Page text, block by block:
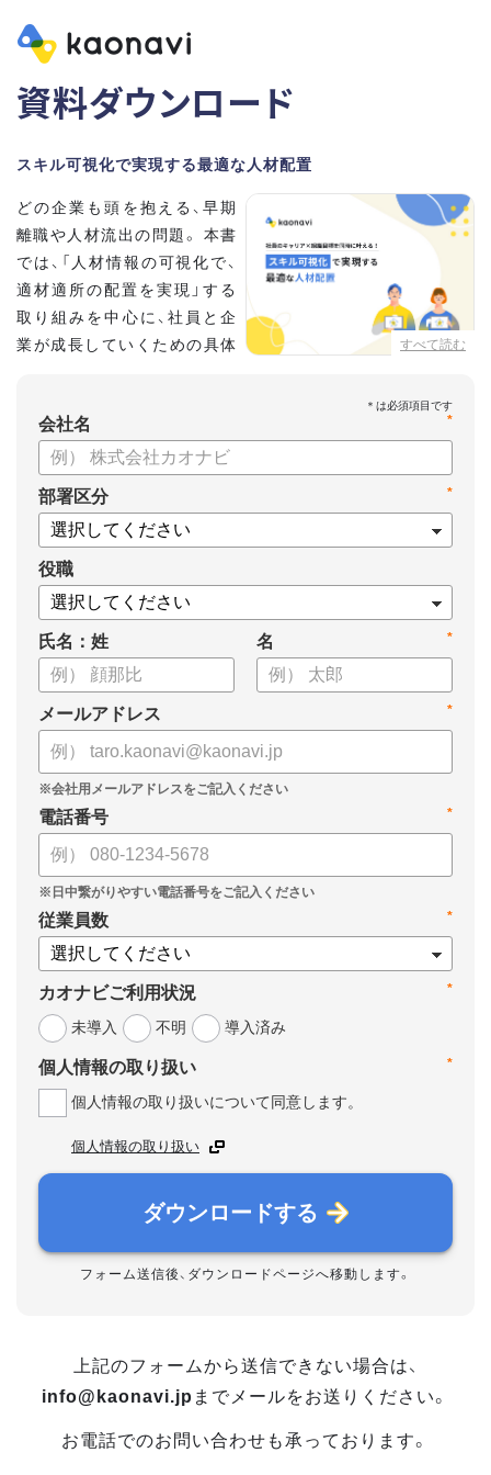
資料ダウンロード
スキル可視化で実現する最適な人材配置
すべて読む
どの企業も頭を抱える、早期
離職や人材流出の問題。 本書
では、「人材情報の可視化で、
適材適所の配置を実現」する
取り組みを中心に、社員と企
業が成長していくための具体
【資料の内容】
・不適切な人員配置の要因と悪影響
・データドリブンな人材配置のメリット
・導入イメージとリーダー育成への応用
*
会社名
*
部署区分
役職
氏名：姓 *
名
*
メールアドレス
*
電話番号
*
従業員数
*
カオナビご利用状況
未導入
不明 導入済み
*
個人情報の取り扱い
個人情報の取り扱いについて同意します。
個人情報の取り扱い
ダウンロードする
フォーム送信後、ダウンロードページへ移動します。
上記のフォームから送信できない場合は、
info@kaonavi.jp までメールをお送りください。
お電話でのお問い合わせも承っております。